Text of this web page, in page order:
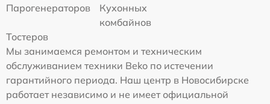
Парогенераторов
Кухонных
комбайнов
Тостеров
Мы занимаемся ремонтом и техническим
обслуживанием техники Beko по истечении
гарантийного периода. Наш центр в Новосибирске
работает независимо и не имеет официальной